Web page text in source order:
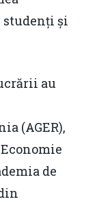
și
au
(AGER),
de